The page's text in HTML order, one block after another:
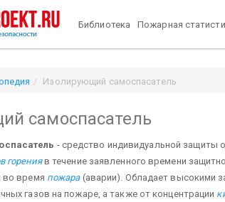
Библиотека Пожарная
Изолирующий самоспасатель
самоспасатель
- средство индивидуальной защиты
горенияв течение заявленного времени
во время пожара(аварии). Обладает высокими
газов на пожаре, а также от концентрации